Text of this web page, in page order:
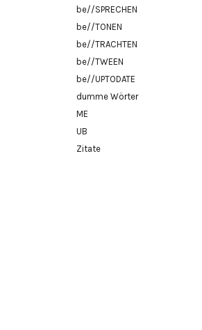
be//SPRECHEN
be//TONEN
be//TRACHTEN
be//TWEEN
be//UPTODATE
dumme Wörter
ME
UB
Zitate